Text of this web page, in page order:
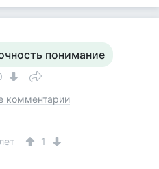
понимание
комментарии
1